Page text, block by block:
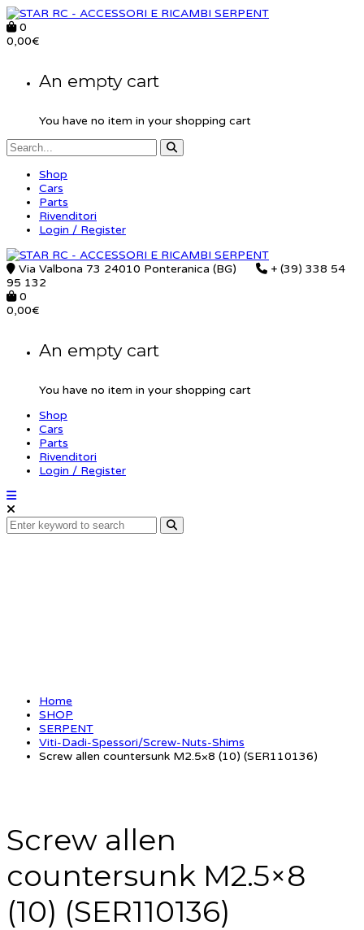
0
0,00€
An empty cart
You have no item in your shopping cart
Shop
Cars
Parts
Rivenditori
Login / Register
Via Valbona 73 24010 Ponteranica (BG)
+ (39) 338 54
95 132
0
0,00€
An empty cart
You have no item in your shopping cart
Shop
Cars
Parts
Rivenditori
Login / Register
Home
SHOP
SERPENT
Viti-Dadi-Spessori/Screw-Nuts-Shims
Screw allen countersunk M2.5×8 (10) (SER110136)
Screw allen
countersunk M2.5×8
(10) (SER110136)